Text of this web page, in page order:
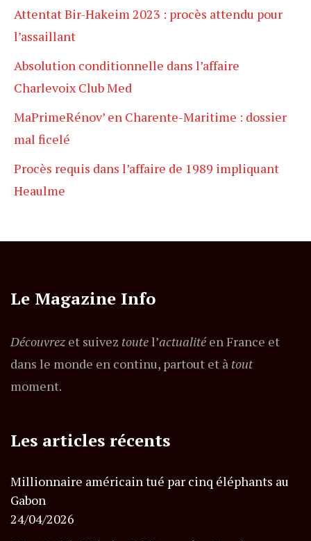
Attentat Bir-Hakeim 2023 : procès attendu pour
l’assaillant
Absolution conditionnelle dans l’affaire
Charlevoix Club Med
MaPrimeRénov’ en Charente-Maritime : dossier
mal ficelé
Procès requis dans l’affaire de 1989 impliquant
Heaulme
Le Magazine Info
Découvrez et suivez toutel’actualitéen France et
dans le monde en continu, partout et à tout
moment.
Les articles récents
Millionnaire américain tué par cinq éléphants au
Gabon
24/04/2026